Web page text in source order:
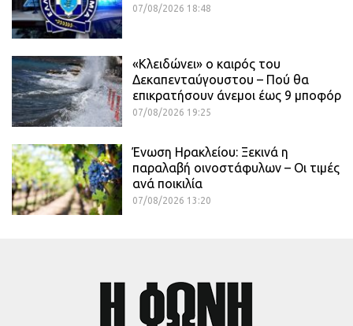
07/08/2026 18:48
«Κλειδώνει» ο καιρός του
Δεκαπενταύγουστου – Πού θα
επικρατήσουν άνεμοι έως 9 μποφόρ
07/08/2026 19:25
Ένωση Ηρακλείου: Ξεκινά η
παραλαβή οινοστάφυλων – Οι τιμές
ανά ποικιλία
07/08/2026 13:20